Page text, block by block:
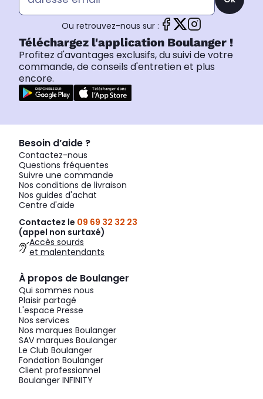
Ou retrouvez-nous sur :
Téléchargez l'application Boulanger !
Profitez d'avantages exclusifs, du suivi de votre
commande, de conseils d'entretien et plus
encore.
Besoin d’aide ?
Contactez-nous
Questions fréquentes
Suivre une commande
Nos conditions de livraison
Nos guides d'achat
Centre d'aide
Contactez le 09 69 32 32 23
(appel non surtaxé)
Accès sourds
et malentendants
À propos de Boulanger
Qui sommes nous
Plaisir partagé
L'espace Presse
Nos services
Nos marques Boulanger
SAV marques Boulanger
Le Club Boulanger
Fondation Boulanger
Client professionnel
Boulanger INFINITY